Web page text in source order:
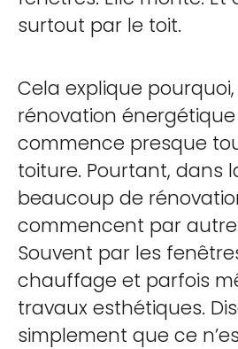
surtout par le toit.
Cela explique
rénovation
commence presque
toiture. Pourtant, dans
beaucoup de
commencent par
Souvent par les
chauffage et parfois
travaux esthétiques.
simplement que ce